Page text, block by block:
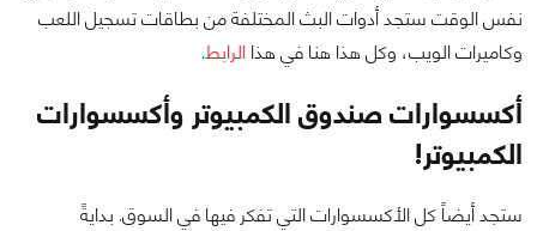
نفس الوقت ستجد أدوات البث المختلفة من بطاقات تسجيل اللعب
وكاميرات الويب، وكل هذا هنا في هذا الرابط.
أكسسوارات صندوق الكمبيوتر وأكسسوارات
الكمبيوتر!
ستجد أيضاً كل الأكسسوارات التي تفكر فيها في السوق. بدايةً